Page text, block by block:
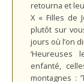
retourna et
X « Filles de
plutôt sur
jours où l’on
‘Heureuses
enfanté,
montagnes :